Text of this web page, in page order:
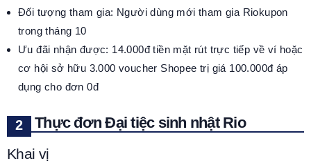
Đối tượng tham gia: Người dùng mới tham gia Riokupon
trong tháng 10
Ưu đãi nhận được: 14.000đ tiền mặt rút trực tiếp về ví hoặc
cơ hội sở hữu 3.000 voucher Shopee trị giá 100.000đ áp
dụng cho đơn 0đ
Thực đơn Đại tiệc sinh nhật Rio
Khai vị